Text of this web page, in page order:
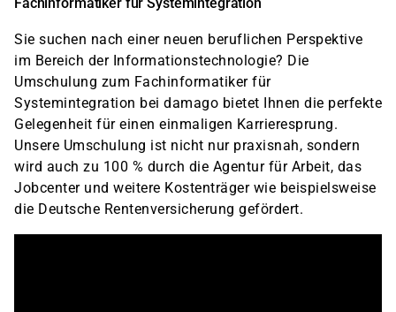
Fachinformatiker für Systemintegration
Sie suchen nach einer neuen beruflichen Perspektive
im Bereich der Informationstechnologie? Die
Umschulung zum Fachinformatiker für
Systemintegration bei damago bietet Ihnen die perfekte
Gelegenheit für einen einmaligen Karrieresprung.
Unsere Umschulung ist nicht nur praxisnah, sondern
wird auch zu 100 % durch die Agentur für Arbeit, das
Jobcenter und weitere Kostenträger wie beispielsweise
die Deutsche Rentenversicherung gefördert.